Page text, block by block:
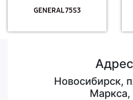
GENERAL 75S3
Адрес
Новосибирск,
Маркса,